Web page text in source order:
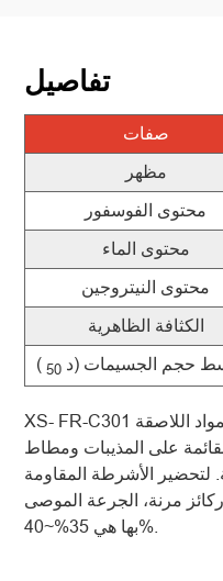
تفاصيل
صفات
مظهر
محتوى الفوسفور
محتوى الماء
محتوى النيتروجين
الكثافة الظاهرية
​​حجم الجسيمات (د 50
)
XS- FR-C301 مناسب لمثبطات اللهب للمواد اللاصقة
على المذيبات ومطاط
لتحضير الأشرطة المقاومة
مرنة، الجرعة الموصى
بها هي 35%~40%.